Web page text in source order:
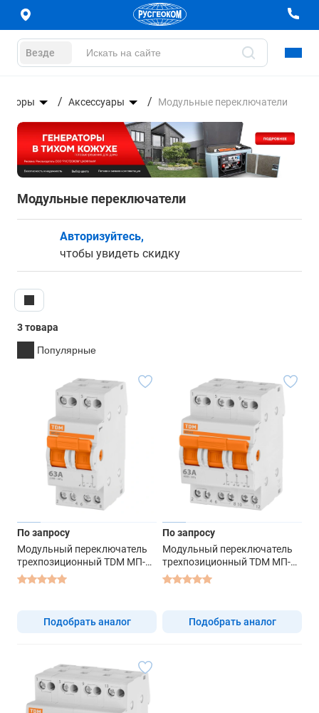
Везде
Аксессуары Модульные переключатели
Модульные переключатели
Авторизуйтесь,
чтобы увидеть скидку
3 товара
Популярные
По запросу
Модульный переключатель
трехпозиционный TDM МП-63
2P 63А для однофазной сети
Подобрать аналог
По запросу
Модульный переключатель
трехпозиционный TDM МП-63
3P 63А для трехфазной сети
Подобрать аналог